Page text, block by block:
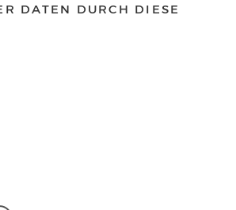
DATEN DURCH DIESE